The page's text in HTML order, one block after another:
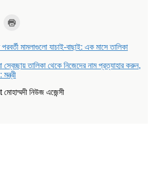
in
new
মামলাগুলো যাচাই-বাছাই: এক মাসে তালিকা
স্বেচ্ছায় তালিকা থেকে নিজেদের নাম প্রত্যাহার করুন,
নিউজ এজেন্সী